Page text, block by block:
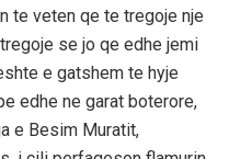
te veten qe te tregoje nje
se jo qe edhe jemi
e gatshem te hyje
edhe ne garat boterore,
e Besim Muratit,